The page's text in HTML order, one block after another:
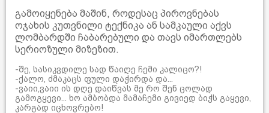
გამოიყენება მაშინ, როდესაც პიროვნებას
ოჯახის კუთვნილი ტექნიკა ან სამკაული აქვს
ლომბარდში ჩაბარებული და თავს იმართლებს
სერიოზული მიზეზით.
-შე, სასიკვდილე სად წაიღე ჩემი კალიცო?!
-ქალო, ძმაკაცს ფული დაჭირდა და...
-ვაიი,ვაიი ის დღე დაიწვას მე რო შენ ცოლად
გამოგყევი... ხო ამბობდა მამაჩემი გივიედ ბიჭს გაყევი,
კარგად იცხოვრებო!